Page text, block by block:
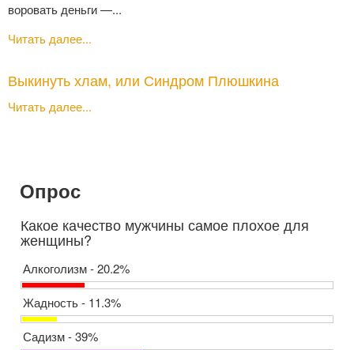
воровать деньги —...
Читать далее...
Выкинуть хлам, или Синдром Плюшкина
Читать далее...
Опрос
Какое качество мужчины самое плохое для
женщины?
Алкоголизм - 20.2%
Жадность - 11.3%
Садизм - 39%